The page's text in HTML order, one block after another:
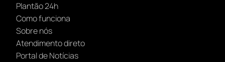
Plantão 24h
Como funciona
Sobre nós
Atendimento direto
Portal de Notícias